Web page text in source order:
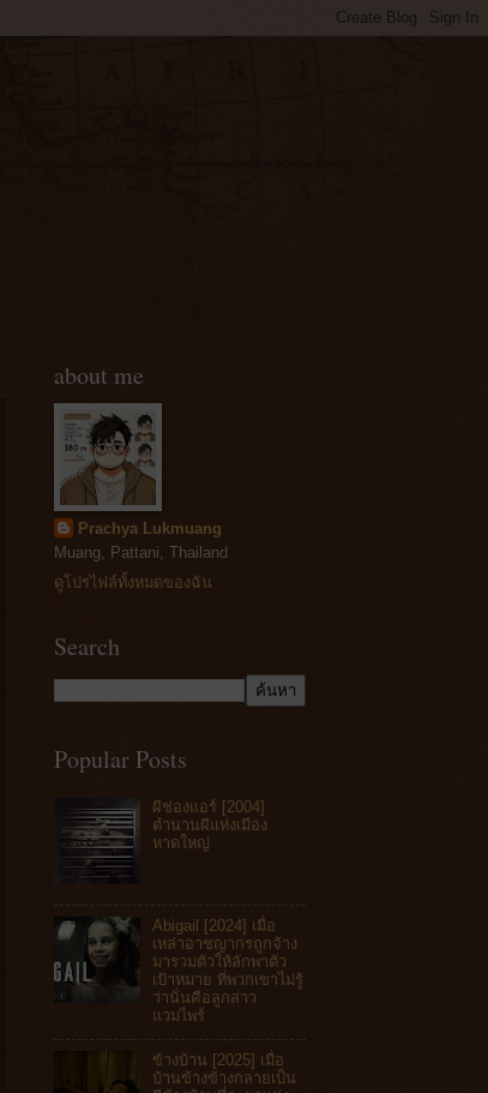
about me
Prachya Lukmuang
Muang, Pattani, Thailand
ดูโปรไฟล์ทั้งหมดของฉัน
Search
Popular Posts
ผีช่องแอร์ [2004]
ตำนานผีแห่งเมือง
หาดใหญ่
Abigail [2024] เมื่อ
เหล่าอาชญากรถูกจ้าง
มารวมตัวให้ลักพาตัว
เป้าหมาย ที่พวกเขาไม่รู้
ว่านั่นคือลูกสาว
แวมไพร์
ข้างบ้าน [2025] เมื่อ
บ้านข้างข้างกลายเป็น